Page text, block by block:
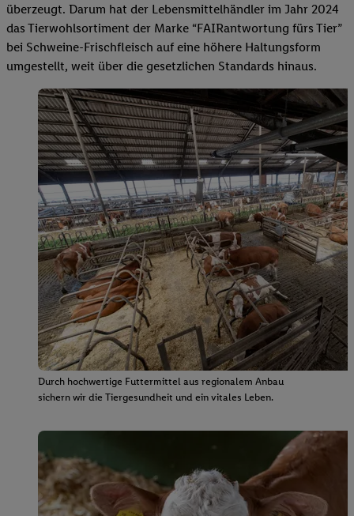
überzeugt. Darum hat der Lebensmittelhändler im Jahr 2024
das Tierwohlsortiment der Marke “FAIRantwortung fürs Tier”
bei Schweine-Frischfleisch auf eine höhere Haltungsform
umgestellt, weit über die gesetzlichen Standards hinaus.
Durch hochwertige Futtermittel aus regionalem Anbau
sichern wir die Tiergesundheit und ein vitales Leben.